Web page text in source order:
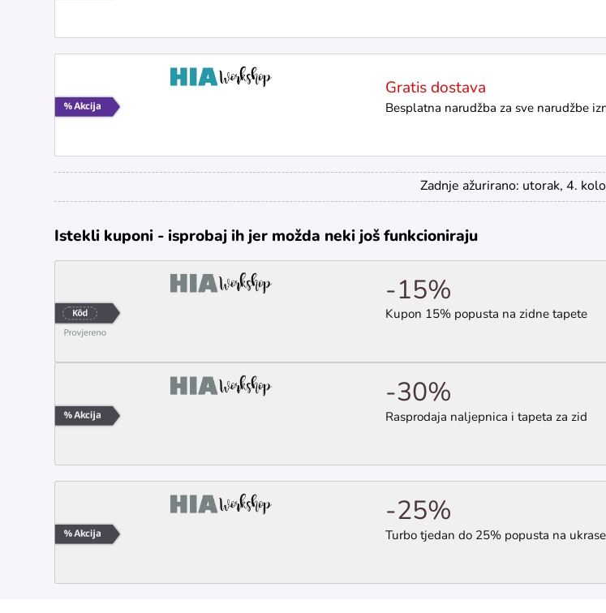
Gratis dostava
Besplatna narudžba za sve narudžbe
Zadnje ažurirano: utorak, 4.
Istekli kuponi - isprobaj ih jer možda neki još funkcioniraju
-15%
Kupon 15% popusta na zidne tapete
-30%
Rasprodaja naljepnica i tapeta za zid
-25%
Turbo tjedan do 25% popusta na